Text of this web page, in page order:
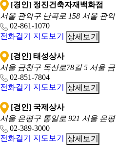
[경인] 정진건축자재백화점
서울 관악구 난곡로 158 서울 관
02-861-1070
전화걸기
지도보기 상세보기
[경인] 태성상사
서울 금천구 독산로78길 5 서울
02-851-7804
전화걸기
지도보기 상세보기
[경인] 국제상사
서울 은평구 통일로 921 서울 은
02-389-3000
전화걸기
지도보기 상세보기